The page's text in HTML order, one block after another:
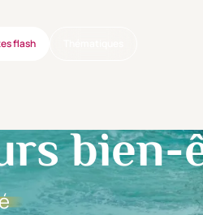
flash